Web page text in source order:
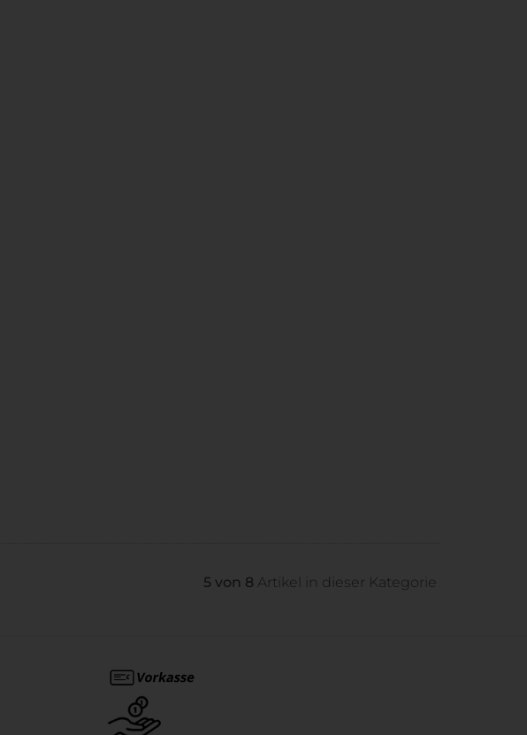
5 von 8 Artikel in dieser Kategorie